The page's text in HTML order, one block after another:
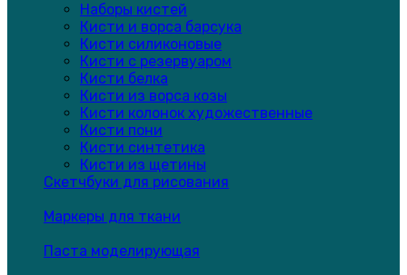
Наборы кистей
Кисти и ворса барсука
Кисти силиконовые
Кисти с резервуаром
Кисти белка
Кисти из ворса козы
Кисти колонок художественные
Кисти пони
Кисти синтетика
Кисти из щетины
Скетчбуки для рисования
Маркеры для ткани
Паста моделирующая